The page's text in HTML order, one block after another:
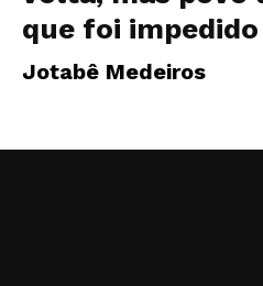
que foi impedido
Jotabê Medeiros